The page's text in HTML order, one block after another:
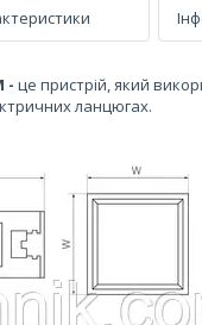
- це пристрій, який
ланцюгах.